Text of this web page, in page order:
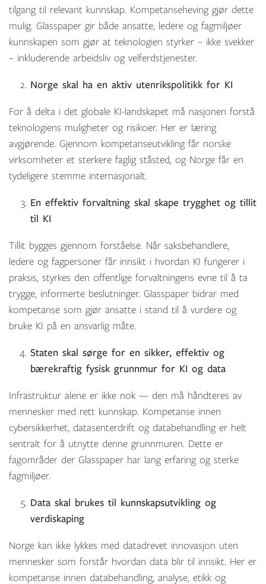
tilgang til relevant kunnskap. Kompetanseheving gjør dette
mulig. Glasspaper gir både ansatte, ledere og fagmiljøer
kunnskapen som gjør at teknologien styrker – ikke svekker
– inkluderende arbeidsliv og velferdstjenester.
Norge skal ha en aktiv utenrikspolitikk for KI
For å delta i det globale KI-landskapet må nasjonen forstå
teknologiens muligheter og risikoer. Her er læring
avgjørende. Gjennom kompetanseutvikling får norske
virksomheter et sterkere faglig ståsted, og Norge får en
tydeligere stemme internasjonalt.
En effektiv forvaltning skal skape trygghet og tillit
til KI
Tillit bygges gjennom forståelse. Når saksbehandlere,
ledere og fagpersoner får innsikt i hvordan KI fungerer i
praksis, styrkes den offentlige forvaltningens evne til å ta
trygge, informerte beslutninger. Glasspaper bidrar med
kompetanse som gjør ansatte i stand til å vurdere og
bruke KI på en ansvarlig måte.
Staten skal sørge for en sikker, effektiv og
bærekraftig fysisk grunnmur for KI og data
Infrastruktur alene er ikke nok — den må håndteres av
mennesker med rett kunnskap. Kompetanse innen
cybersikkerhet, datasenterdrift og databehandling er helt
sentralt for å utnytte denne grunnmuren. Dette er
fagområder der Glasspaper har lang erfaring og sterke
fagmiljøer.
Data skal brukes til kunnskapsutvikling og
verdiskaping
Norge kan ikke lykkes med datadrevet innovasjon uten
mennesker som forstår hvordan data blir til innsikt. Her er
kompetanse innen databehandling, analyse, etikk og